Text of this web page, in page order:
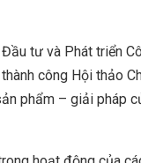
tư và Phát triển
công Hội thảo
phẩm – giải pháp